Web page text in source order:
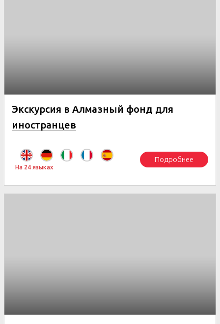
Экскурсия в Алмазный фонд для
иностранцев
На 24 языках
Подробнее